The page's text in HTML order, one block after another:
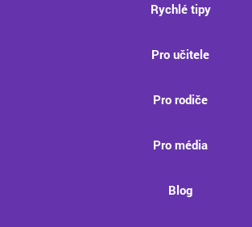
Rychlé tipy
Pro učitele
Pro rodiče
Pro média
Blog